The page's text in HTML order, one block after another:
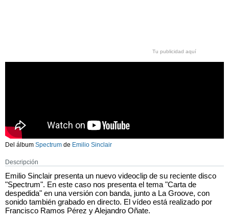
Tu publicidad aquí
Del álbum Spectrum de Emilio Sinclair
Descripción
Emilio Sinclair presenta un nuevo videoclip de su reciente disco
"Spectrum". En este caso nos presenta el tema "Carta de
despedida" en una versión con banda, junto a La Groove, con
sonido también grabado en directo. El vídeo está realizado por
Francisco Ramos Pérez y Alejandro Oñate.